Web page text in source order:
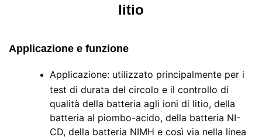
litio
Applicazione e funzione
Applicazione: utilizzato principalmente per i
test di durata del circolo e il controllo di
qualità della batteria agli ioni di litio, della
batteria al piombo-acido, della batteria NI-
CD, della batteria NIMH e così via nella linea